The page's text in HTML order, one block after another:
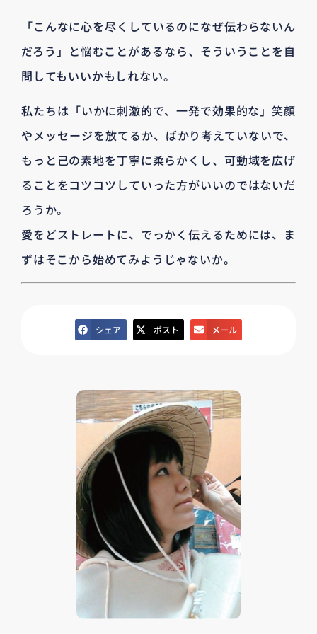
「こんなに心を尽くしているのになぜ伝わらないん
だろう」と悩むことがあるなら、そういうことを自
問してもいいかもしれない。
私たちは「いかに刺激的で、一発で効果的な」笑顔
やメッセージを放てるか、ばかり考えていないで、
もっと己の素地を丁寧に柔らかくし、可動域を広げ
ることをコツコツしていった方がいいのではないだ
ろうか。
愛をどストレートに、でっかく伝えるためには、ま
ずはそこから始めてみようじゃないか。
シェア ポスト メール